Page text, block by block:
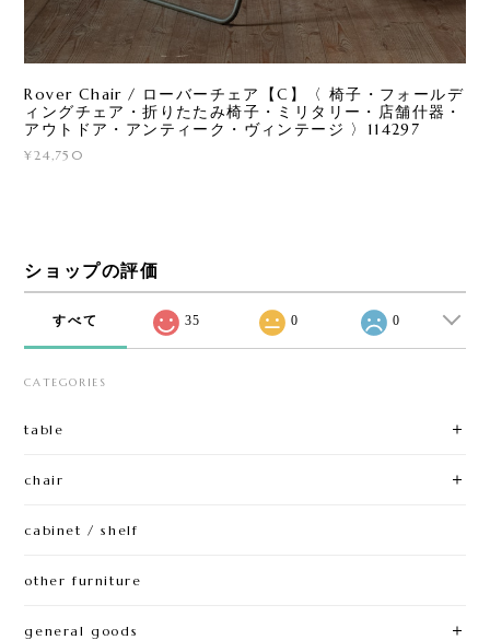
Rover Chair / ローバーチェア【C】〈 椅子・フォールデ
ィングチェア・折りたたみ椅子・ミリタリー・店舗什器・
アウトドア・アンティーク・ヴィンテージ 〉114297
¥24,750
ショップの評価
すべて 35 0 0
CATEGORIES
table
chair
cabinet / shelf
other furniture
general goods